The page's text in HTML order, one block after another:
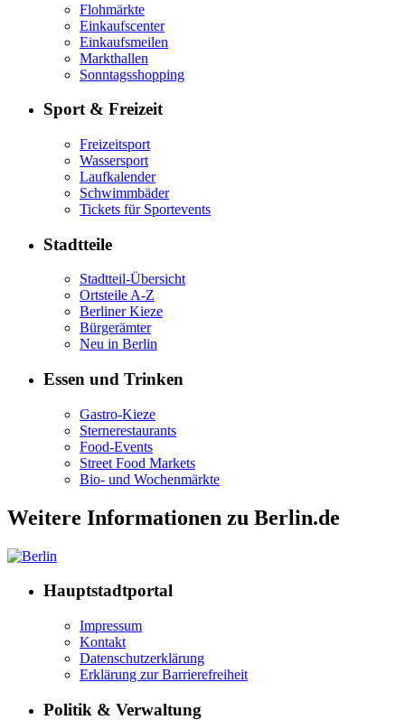
Flohmärkte
Einkaufscenter
Einkaufsmeilen
Markthallen
Sonntagsshopping
Sport & Freizeit
Freizeitsport
Wassersport
Laufkalender
Schwimmbäder
Tickets für Sportevents
Stadtteile
Stadtteil-Übersicht
Ortsteile A-Z
Berliner Kieze
Bürgerämter
Neu in Berlin
Essen und Trinken
Gastro-Kieze
Sternerestaurants
Food-Events
Street Food Markets
Bio- und Wochenmärkte
Weitere Informationen zu Berlin.de
Hauptstadtportal
Impressum
Kontakt
Datenschutzerklärung
Erklärung zur Barrierefreiheit
Politik & Verwaltung